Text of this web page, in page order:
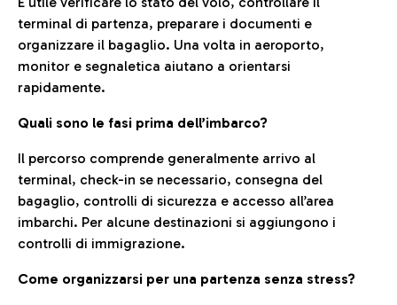
terminal di partenza, preparare i documenti e
organizzare il bagaglio. Una volta in aeroporto,
monitor e segnaletica aiutano a orientarsi
rapidamente.
Quali sono le fasi prima dell’imbarco?
Il percorso comprende generalmente arrivo al
terminal, check-in se necessario, consegna del
bagaglio, controlli di sicurezza e accesso all’area
imbarchi. Per alcune destinazioni si aggiungono i
controlli di immigrazione.
Come organizzarsi per una partenza senza stress?